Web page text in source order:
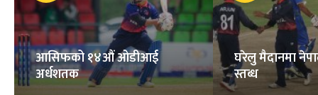
आसिफको १४औं ओडीआई
अर्धशतक
घरेलु मैदानमा
स्तब्ध